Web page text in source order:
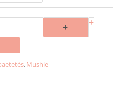
+ +
, Mushie